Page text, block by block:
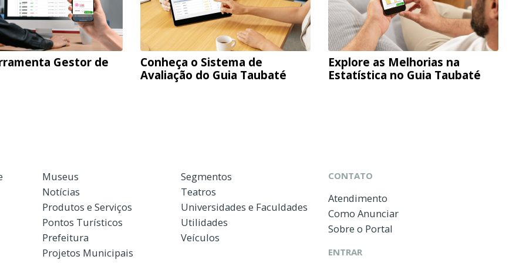
Gestor de
Conheça o Sistema de
Avaliação do Guia Taubaté
Explore as Melhorias na
Estatística no Guia Taubaté
Museus
Notícias
Produtos e Serviços
Pontos Turísticos
Prefeitura
Projetos Municipais
Segmentos
Teatros
Universidades e Faculdades
Utilidades
Veículos
CONTATO
Atendimento
Como Anunciar
Sobre o Portal
ENTRAR